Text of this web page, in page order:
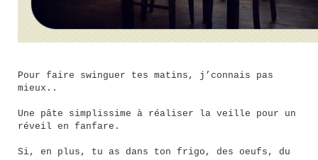
Pour faire swinguer tes matins, j’connais pas
mieux..
Une pâte simplissime à réaliser la veille pour un
réveil en fanfare.
Si, en plus, tu as dans ton frigo, des oeufs, du